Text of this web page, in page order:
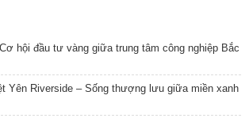
hội đầu tư vàng giữa trung tâm công nghiệp Bắc
Yên Riverside – Sống thượng lưu giữa miền xanh